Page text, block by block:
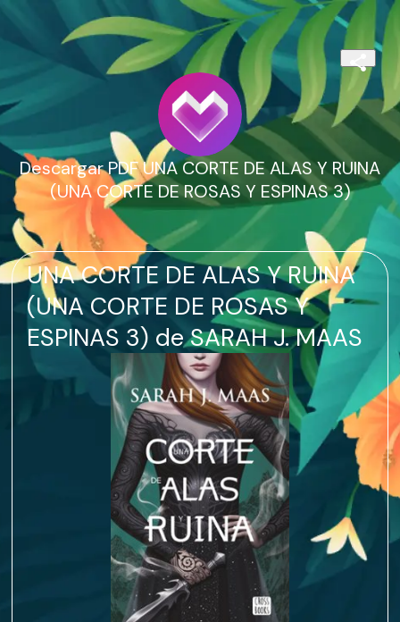
Descargar PDF UNA CORTE DE ALAS Y RUINA
(UNA CORTE DE ROSAS Y ESPINAS 3)
UNA CORTE DE ALAS Y RUINA
(UNA CORTE DE ROSAS Y
ESPINAS 3) de SARAH J. MAAS